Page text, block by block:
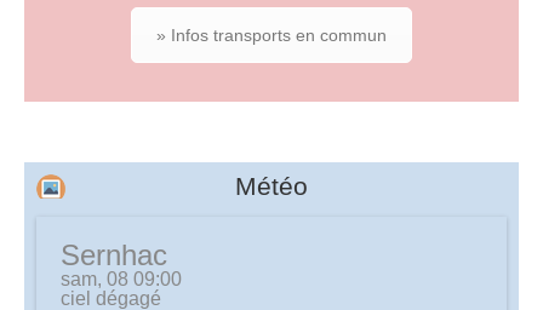
» Infos transports en commun
Météo
Sernhac
sam, 08 09:00
ciel dégagé